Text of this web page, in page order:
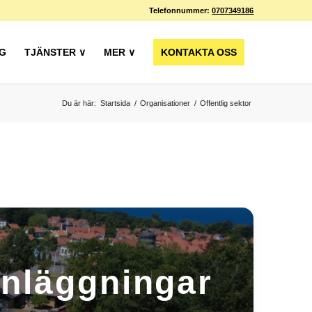
Telefonnummer:0707349186
TJÄNSTER ∨ MER ∨ KONTAKTA OSS
Du är här: Startsida / Organisationer / Offentlig sektor